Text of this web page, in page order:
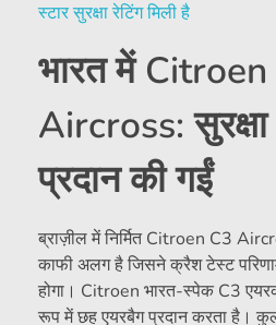
स्टार सुरक्षा रेटिंग मिली है
भारत में
Aircross: सुरक्षा
प्रदान की गईं
ब्राज़ील में निर्मित Citroen C3
काफी अलग है जिसने क्रैश टेस्ट
होगा। Citroen भारत-स्पेक C3
रूप में छह एयरबैग प्रदान करता है।